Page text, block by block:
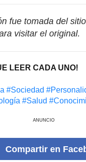
fue tomada del
visitar el original.
LEER CADA UNO!
#Sociedad
#Salud
ANUNCIO
Compartir en